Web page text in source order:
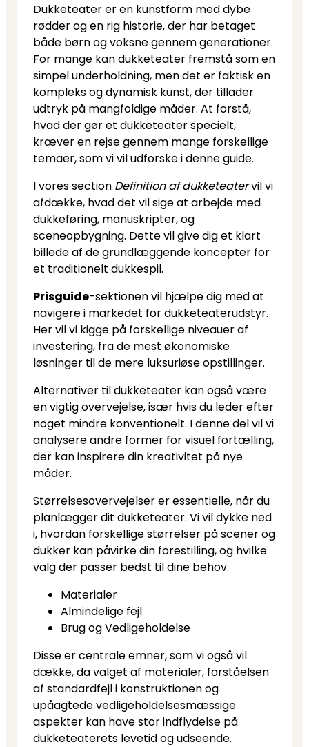
Dukketeater er en kunstform med dybe
rødder og en rig historie, der har betaget
både børn og voksne gennem generationer.
For mange kan dukketeater fremstå som en
simpel underholdning, men det er faktisk en
kompleks og dynamisk kunst, der tillader
udtryk på mangfoldige måder. At forstå,
hvad der gør et dukketeater specielt,
kræver en rejse gennem mange forskellige
temaer, som vi vil udforske i denne guide.
I vores section Definition af dukketeatervil vi
afdække, hvad det vil sige at arbejde med
dukkeføring, manuskripter, og
sceneopbygning. Dette vil give dig et klart
billede af de grundlæggende koncepter for
et traditionelt dukkespil.
Prisguide-sektionen vil hjælpe dig med at
navigere i markedet for dukketeaterudstyr.
Her vil vi kigge på forskellige niveauer af
investering, fra de mest økonomiske
løsninger til de mere luksuriøse opstillinger.
Alternativer til dukketeater kan også være
en vigtig overvejelse, især hvis du leder efter
noget mindre konventionelt. I denne del vil vi
analysere andre former for visuel fortælling,
der kan inspirere din kreativitet på nye
måder.
Størrelsesovervejelser er essentielle, når du
planlægger dit dukketeater. Vi vil dykke ned
i, hvordan forskellige størrelser på scener og
dukker kan påvirke din forestilling, og hvilke
valg der passer bedst til dine behov.
Materialer
Almindelige fejl
Brug og Vedligeholdelse
Disse er centrale emner, som vi også vil
dække, da valget af materialer, forståelsen
af standardfejl i konstruktionen og
upåagtede vedligeholdelsesmæssige
aspekter kan have stor indflydelse på
dukketeaterets levetid og udseende.